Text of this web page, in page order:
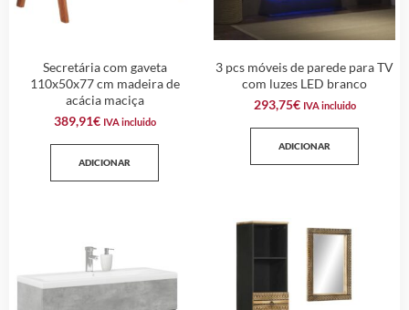
Secretária com gaveta
110x50x77 cm madeira de
acácia maciça
389,91€ IVA incluido
ADICIONAR
3 pcs móveis de parede para TV
com luzes LED branco
293,75€ IVA incluido
ADICIONAR